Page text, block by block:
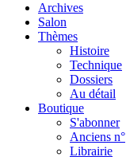
Archives
Salon
Thèmes
Histoire
Technique
Dossiers
Au détail
Boutique
S'abonner
Anciens n°
Librairie